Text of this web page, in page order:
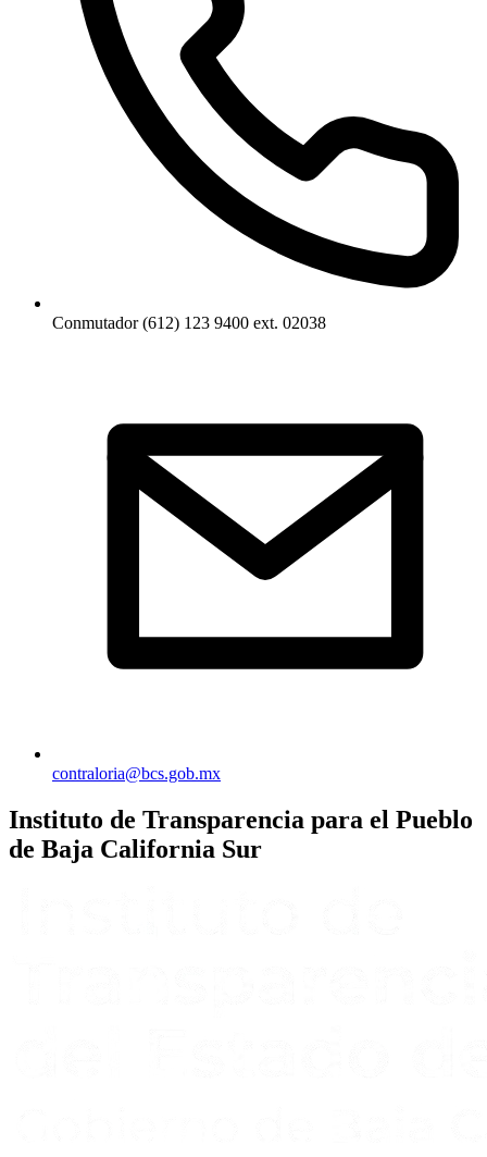
Conmutador (612) 123 9400 ext. 02038
contraloria@bcs.gob.mx
Instituto de Transparencia para el Pueblo
de Baja California Sur